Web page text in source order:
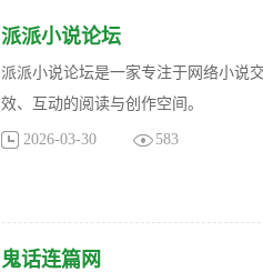
派派小说论坛
派派小说论坛是一家专注于网络小说
效、互动的阅读与创作空间。
2026-03-30 583
鬼话连篇网